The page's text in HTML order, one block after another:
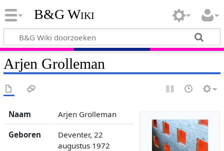
B&G Wiki
Arjen Grolleman
Naam Arjen Grolleman
Geboren
Deventer, 22
augustus 1972